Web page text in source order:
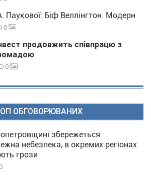
Паукової: Біф Веллінгтон. Модерн
0
продовжить співпрацю з
0
ОБГОВОРЮВАНИХ
збережеться
небезпека, в окремих регіонах
грози